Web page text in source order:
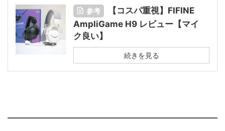
参考
【コスパ重視】FIFINE
AmpliGame H9 レビュー【マイ
ク良い】
続きを見る